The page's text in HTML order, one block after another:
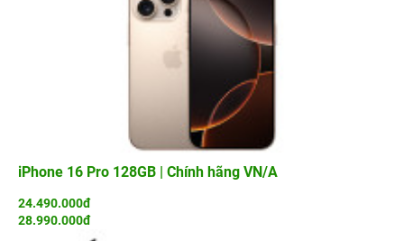
iPhone 16 Pro 128GB | Chính hãng VN/A
24.490.000đ
28.990.000đ